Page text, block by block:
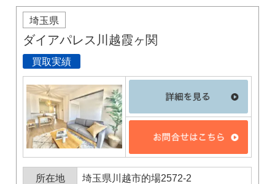
埼玉県
ダイアパレス川越霞ヶ関
買取実績
所在地 埼玉県川越市的場2572-2